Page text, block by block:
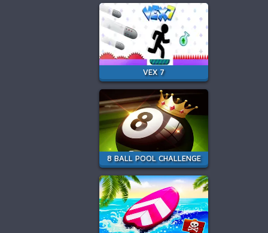
VEX 7
8 BALL POOL CHALLENGE